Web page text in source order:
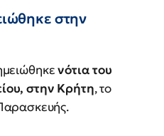
στην
νότια του
στην Κρήτη, το